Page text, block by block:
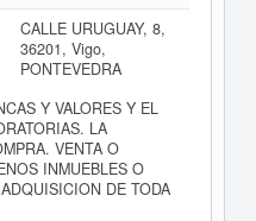
CALLE URUGUAY, 8,
36201, Vigo,
PONTEVEDRA
Y VALORES Y EL
LA
VENTA O
INMUEBLES O
DE TODA